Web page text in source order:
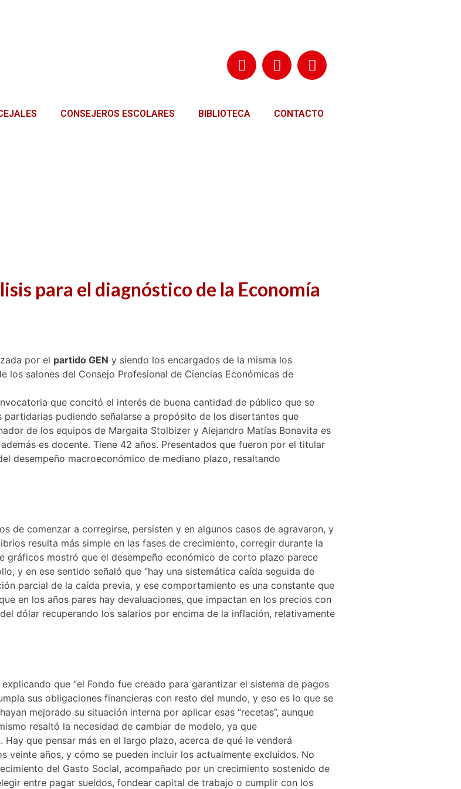
CONSEJEROS ESCOLARES BIBLIOTECA CONTACTO
para el diagnóstico de la Economía
por el partido GEN y siendo los encargados de la misma los
los salones del Consejo Profesional de Ciencias Económicas de
que concitó el interés de buena cantidad de público que se
pudiendo señalarse a propósito de los disertantes que
de los equipos de Margaita Stolbizer y Alejandro Matías Bonavita es
es docente. Tiene 42 años. Presentados que fueron por el titular
desempeño macroeconómico de mediano plazo, resaltando
de comenzar a corregirse, persisten y en algunos casos de agravaron, y
resulta más simple en las fases de crecimiento, corregir durante la
gráficos mostró que el desempeño económico de corto plazo parece
y en ese sentido señaló que “hay una sistemática caída seguida de
parcial de la caída previa, y ese comportamiento es una constante que
en los años pares hay devaluaciones, que impactan en los precios con
dólar recuperando los salarios por encima de la inflación, relativamente
que “el Fondo fue creado para garantizar el sistema de pagos
sus obligaciones financieras con resto del mundo, y eso es lo que se
mejorado su situación interna por aplicar esas “recetas”, aunque
resaltó la necesidad de cambiar de modelo, ya que
que pensar más en el largo plazo, acerca de qué le venderá
veinte años, y cómo se pueden incluir los actualmente excluidos. No
del Gasto Social, acompañado por un crecimiento sostenido de
entre pagar sueldos, fondear capital de trabajo o cumplir con los